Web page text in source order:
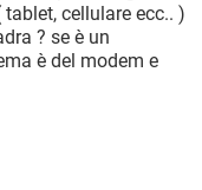
10
cellulare ecc.. )
? se è un
è del modem e